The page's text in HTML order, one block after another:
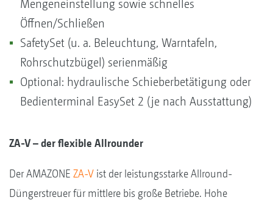
Mengeneinstellung sowie schnelles
Öffnen/Schließen
SafetySet (u. a. Beleuchtung, Warntafeln,
Rohrschutzbügel) serienmäßig
Optional: hydraulische Schieberbetätigung oder
Bedienterminal EasySet 2 (je nach Ausstattung)
ZA-V – der flexible Allrounder
Der AMAZONE ZA-V ist der leistungsstarke Allround-
Düngerstreuer für mittlere bis große Betriebe. Hohe